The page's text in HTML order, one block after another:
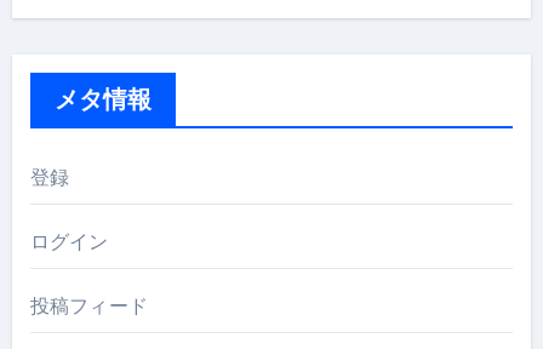
メタ情報
登録
ログイン
投稿フィード